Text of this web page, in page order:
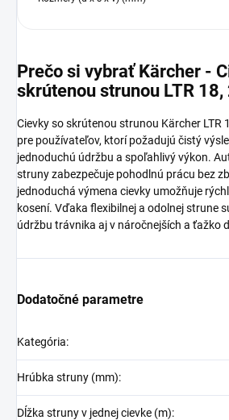
Prečo si vybrať Kärcher -
skrútenou strunou LTR
Cievky so skrútenou strunou Kärcher LTR
pre používateľov, ktorí požadujú čistý
jednoduchú údržbu a spoľahlivý výkon.
struny zabezpečuje pohodlnú prácu bez
jednoduchá výmena cievky umožňuje
kosení. Vďaka flexibilnej a odolnej strune
údržbu trávnika aj v náročnejších a ťažko
Dodatočné parametre
Kategória:
Hrúbka struny (mm):
Dĺžka struny v jednej cievke (m):